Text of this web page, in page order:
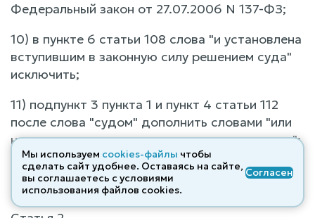
Федеральный закон от 27.07.2006 N 137-ФЗ;
10) в пункте 6 статьи 108 слова "и установлена
вступившим в законную силу решением суда"
исключить;
11) подпункт 3 пункта 1 и пункт 4 статьи 112
после слова "судом" дополнить словами "или
налоговым органом, рассматривающим дело,";
12) утратил силу с 1 января 2007 года. -
Федеральный закон от 27.07.2006 N 137-ФЗ.
Мы используем cookies-файлы чтобы
сделать сайт удобнее. Оставаясь на сайте,
вы соглашаетесь с условиями
использования файлов cооkies.
Согласен